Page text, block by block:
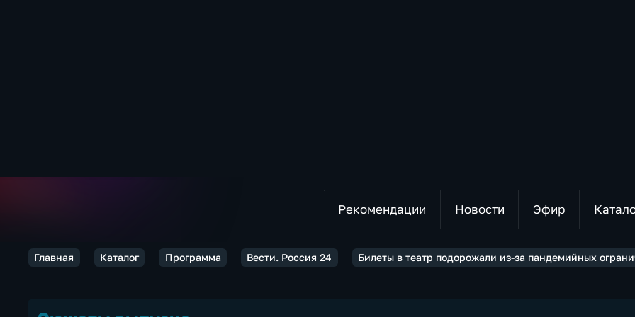
Рекомендации Новости Эфир
Главная Каталог Программа Вести. Россия 24 Билеты в театр подорожали из-за пандемийных